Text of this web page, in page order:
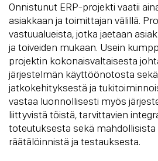
Onnistunut ERP-projekti vaatii
asiakkaan ja toimittajan välillä.
vastuualueista, jotka jaetaan
ja toiveiden mukaan. Usein
projektin kokonaisvaltaisesta
järjestelmän käyttöönotosta
jatkokehityksestä ja
vastaa luonnollisesti myös
liittyvistä töistä, tarvittavien
toteutuksesta sekä
räätälöinnistä ja testauksesta.